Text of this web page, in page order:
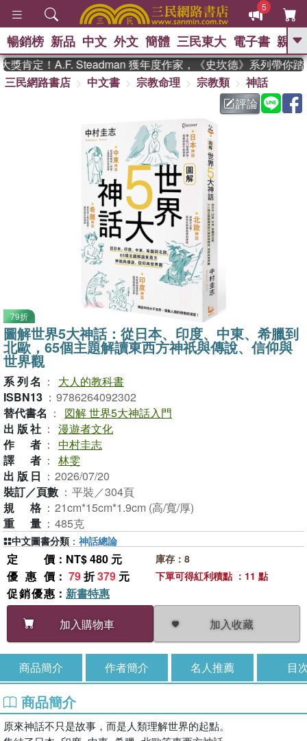
5
GO
熱搜： 東野圭吾 、 高希均教授回憶錄
父親節 、 如果歷
暑期推薦 、 國際布克
獎 臺灣漫遊錄 、 方念華
登輝時代 、 數學女孩：黎曼猜想
偉大的迷走神經
暢銷榜 新品 中文 外文 簡體 三民東大 電子書 親子
肯定！A.F. Steadman 獲年度作家，《史坎德》系列帶你踏上
三民網路書店
中文書 宗教命理 宗教類
神話
評論
79折
圖解世界5大神話：從日本、印度、中東、希臘到
北歐，65個主題解讀東西方神祇與傳說、信仰與
世界觀
系列名 ：
大人的教科書
ISBN13 ： 9786264092302
替代書名 ：
図解 世界5大神話入門
出版社 ： 漫遊者文化
作者 ： 中村圭志
譯者 ： 林雯
出版日 ： 2026/07/20
裝訂／頁數 ： 平裝／304頁
規格 ： 21cm*15cm*1.9cm (高/寬/厚)
重量 ： 485克
定價 ：NT$ 480 元
優惠價 ： 79折379 元
促銷優惠 ： 新書特惠
加入購物車
加入收藏
庫存：8
下單可得紅利積點 ：11 點
中文圖書分類 ： 神話總論
商品簡介 作者簡介 名人推薦 目
商品簡介
原來神話不只是故事，而是人類理解世界的起點。